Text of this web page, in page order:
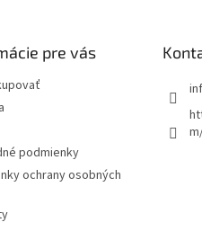
pre vás
podmienky
ochrany osobných